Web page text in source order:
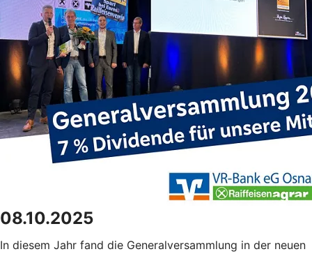
08.10.2025
In diesem Jahr fand die Generalversammlung in der neuen